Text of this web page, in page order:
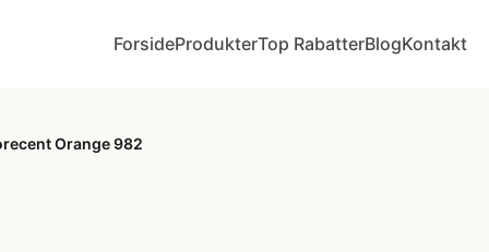
ForsideProdukterTop RabatterBlogKontakt
Orange 982